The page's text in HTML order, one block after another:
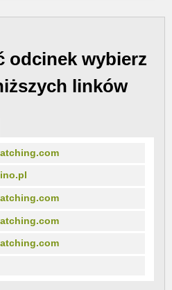
odcinek wybierz
linków